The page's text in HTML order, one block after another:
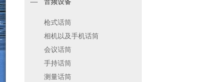
音频设备
枪式话筒
相机以及手机话筒
会议话筒
手持话筒
测量话筒